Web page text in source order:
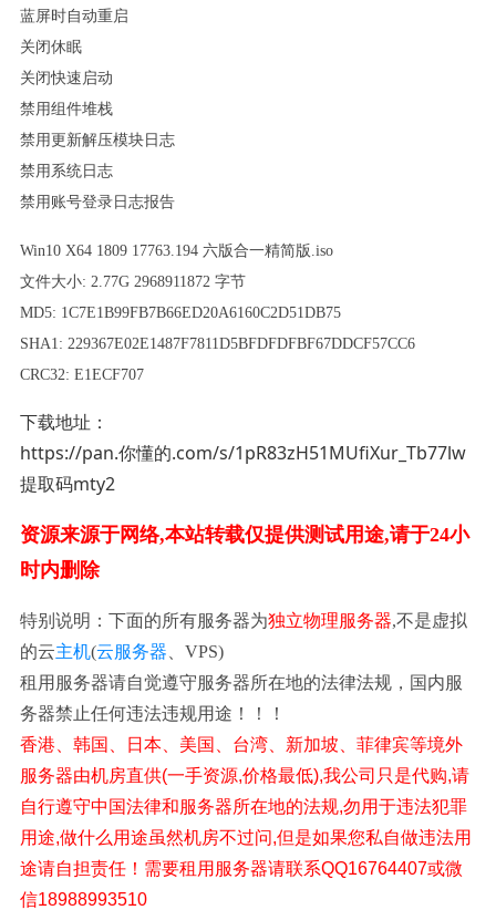
蓝屏时自动重启
关闭休眠
关闭快速启动
禁用组件堆栈
禁用更新解压模块日志
禁用系统日志
禁用账号登录日志报告
Win10 X64 1809 17763.194 六版合一精简版.iso
文件大小: 2.77G 2968911872 字节
MD5: 1C7E1B99FB7B66ED20A6160C2D51DB75
SHA1: 229367E02E1487F7811D5BFDFDFBF67DDCF57CC6
CRC32: E1ECF707
下载地址：
https://pan.你懂的.com/s/1pR83zH51MUfiXur_Tb77lw
提取码mty2
资源来源于网络,本站转载仅提供测试用途,请于24小
时内删除
特别说明：下面的所有服务器为独立物理服务器,不是虚拟
的云主机(云服务器 、VPS)
租用服务器请自觉遵守服务器所在地的法律法规，国内服
务器禁止任何违法违规用途！！！
香港、韩国、日本、美国、台湾、新加坡、菲律宾等境外
服务器由机房直供(一手资源,价格最低),我公司只是代购,请
自行遵守中国法律和服务器所在地的法规,勿用于违法犯罪
用途,做什么用途虽然机房不过问,但是如果您私自做违法用
途请自担责任！需要租用服务器请联系QQ16764407或微
信18988993510